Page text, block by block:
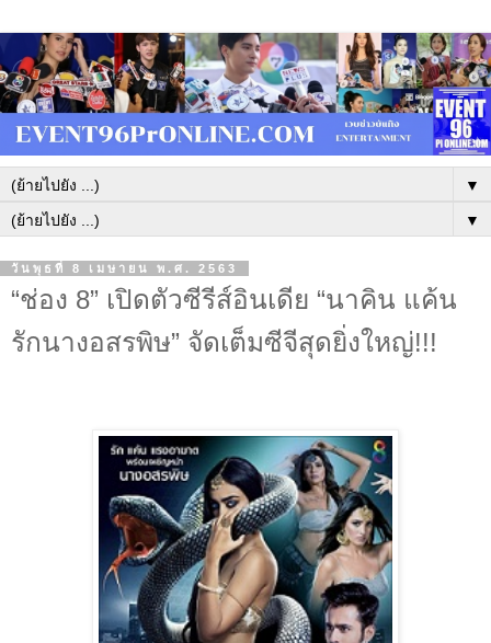
▼
▼
วันพุธที่ 8 เมษายน พ.ศ. 2563
“ช่อง 8” เปิดตัวซีรีส์อินเดีย “นาคิน แค้น
รักนางอสรพิษ” จัดเต็มซีจีสุดยิ่งใหญ่!!!